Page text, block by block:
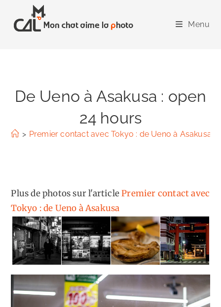
content
Menu
De Ueno à Asakusa : open
24 hours
> Premier contact avec Tokyo : de Ueno à Asakusa
Plus de photos sur l'articlePremier contact avec
Tokyo : de Ueno à Asakusa